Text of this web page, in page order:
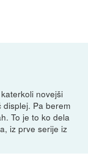
novejši
displej. Pa berem
To je to ko dela
iz prve serije iz